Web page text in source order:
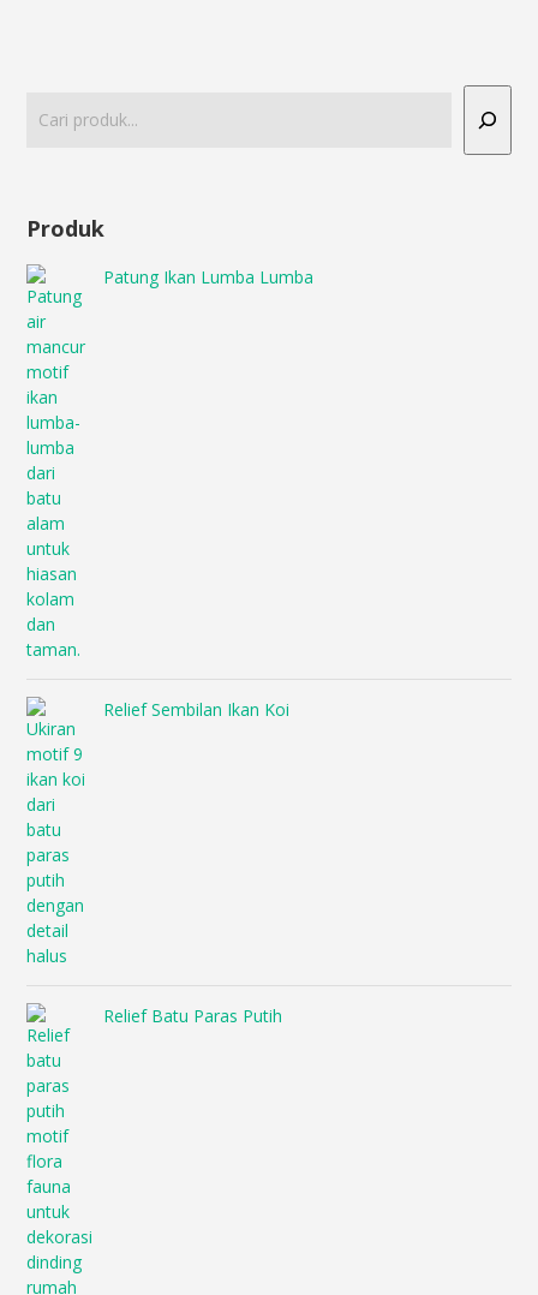
Produk
Patung Ikan Lumba Lumba
Relief Sembilan Ikan Koi
Relief Batu Paras Putih